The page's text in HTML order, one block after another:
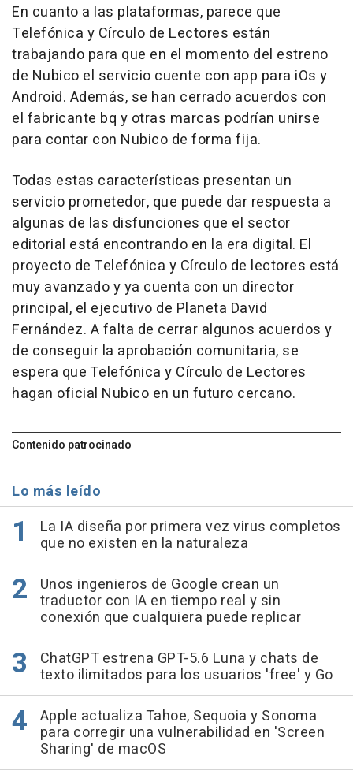
En cuanto a las plataformas, parece que
Telefónica y Círculo de Lectores están
trabajando para que en el momento del estreno
de Nubico el servicio cuente con app para iOs y
Android. Además, se han cerrado acuerdos con
el fabricante bq y otras marcas podrían unirse
para contar con Nubico de forma fija.
Todas estas características presentan un
servicio prometedor, que puede dar respuesta a
algunas de las disfunciones que el sector
editorial está encontrando en la era digital. El
proyecto de Telefónica y Círculo de lectores está
muy avanzado y ya cuenta con un director
principal, el ejecutivo de Planeta David
Fernández. A falta de cerrar algunos acuerdos y
de conseguir la aprobación comunitaria, se
espera que Telefónica y Círculo de Lectores
hagan oficial Nubico en un futuro cercano.
Contenido patrocinado
Lo más leído
La IA diseña por primera vez virus completos
que no existen en la naturaleza
Unos ingenieros de Google crean un
traductor con IA en tiempo real y sin
conexión que cualquiera puede replicar
ChatGPT estrena GPT-5.6 Luna y chats de
texto ilimitados para los usuarios 'free' y Go
Apple actualiza Tahoe, Sequoia y Sonoma
para corregir una vulnerabilidad en 'Screen
Sharing' de macOS